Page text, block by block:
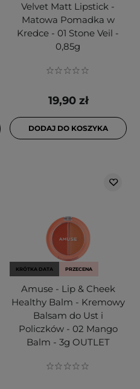
Velvet Matt Lipstick -
Matowa Pomadka w
Kredce - 01 Stone Veil -
0,85g
19,90 zł
DODAJ DO KOSZYKA
KRÓTKA DATA PRZECENA
Amuse - Lip & Cheek
Healthy Balm - Kremowy
Balsam do Ust i
Policzków - 02 Mango
Balm - 3g OUTLET